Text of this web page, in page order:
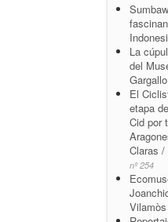
La
del
Gargallo
El
etapa
Cid por
Claras /
nº 254
Vilamòs